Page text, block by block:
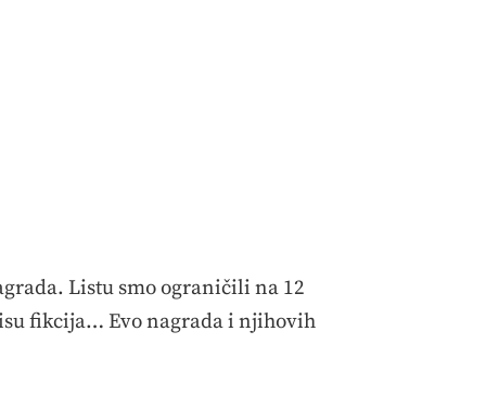
Listu smo ograničili na 12
fikcija… Evo nagrada i njihovih